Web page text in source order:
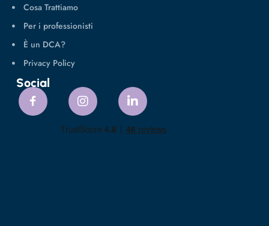
Cosa Trattiamo
Per i professionisti
È un DCA?
Privacy Policy
Social